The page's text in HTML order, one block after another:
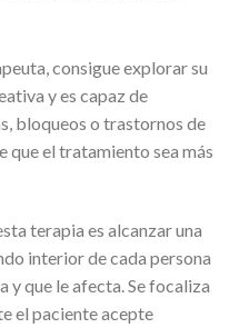
consigue explorar su
y es capaz de
bloqueos o trastornos de
que el tratamiento sea más
terapia es alcanzar una
interior de cada persona
y que le afecta. Se focaliza
el paciente acepte